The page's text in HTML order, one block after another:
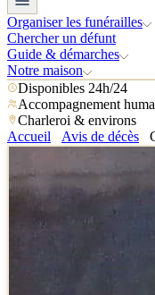
Organiser les funérailles
Chercher un défunt
Guide & démarches
Notre maison
Disponibles 24h/24
Accompagnement
Charleroi & environs
Accueil
Avis de décès